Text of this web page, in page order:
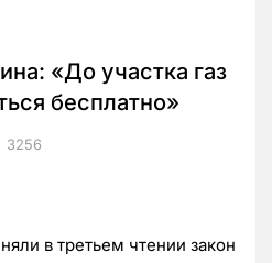
«До участка газ
бесплатно»
3256
в третьем чтении закон